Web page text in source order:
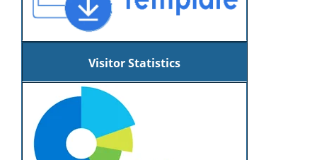
Visitor Statistics